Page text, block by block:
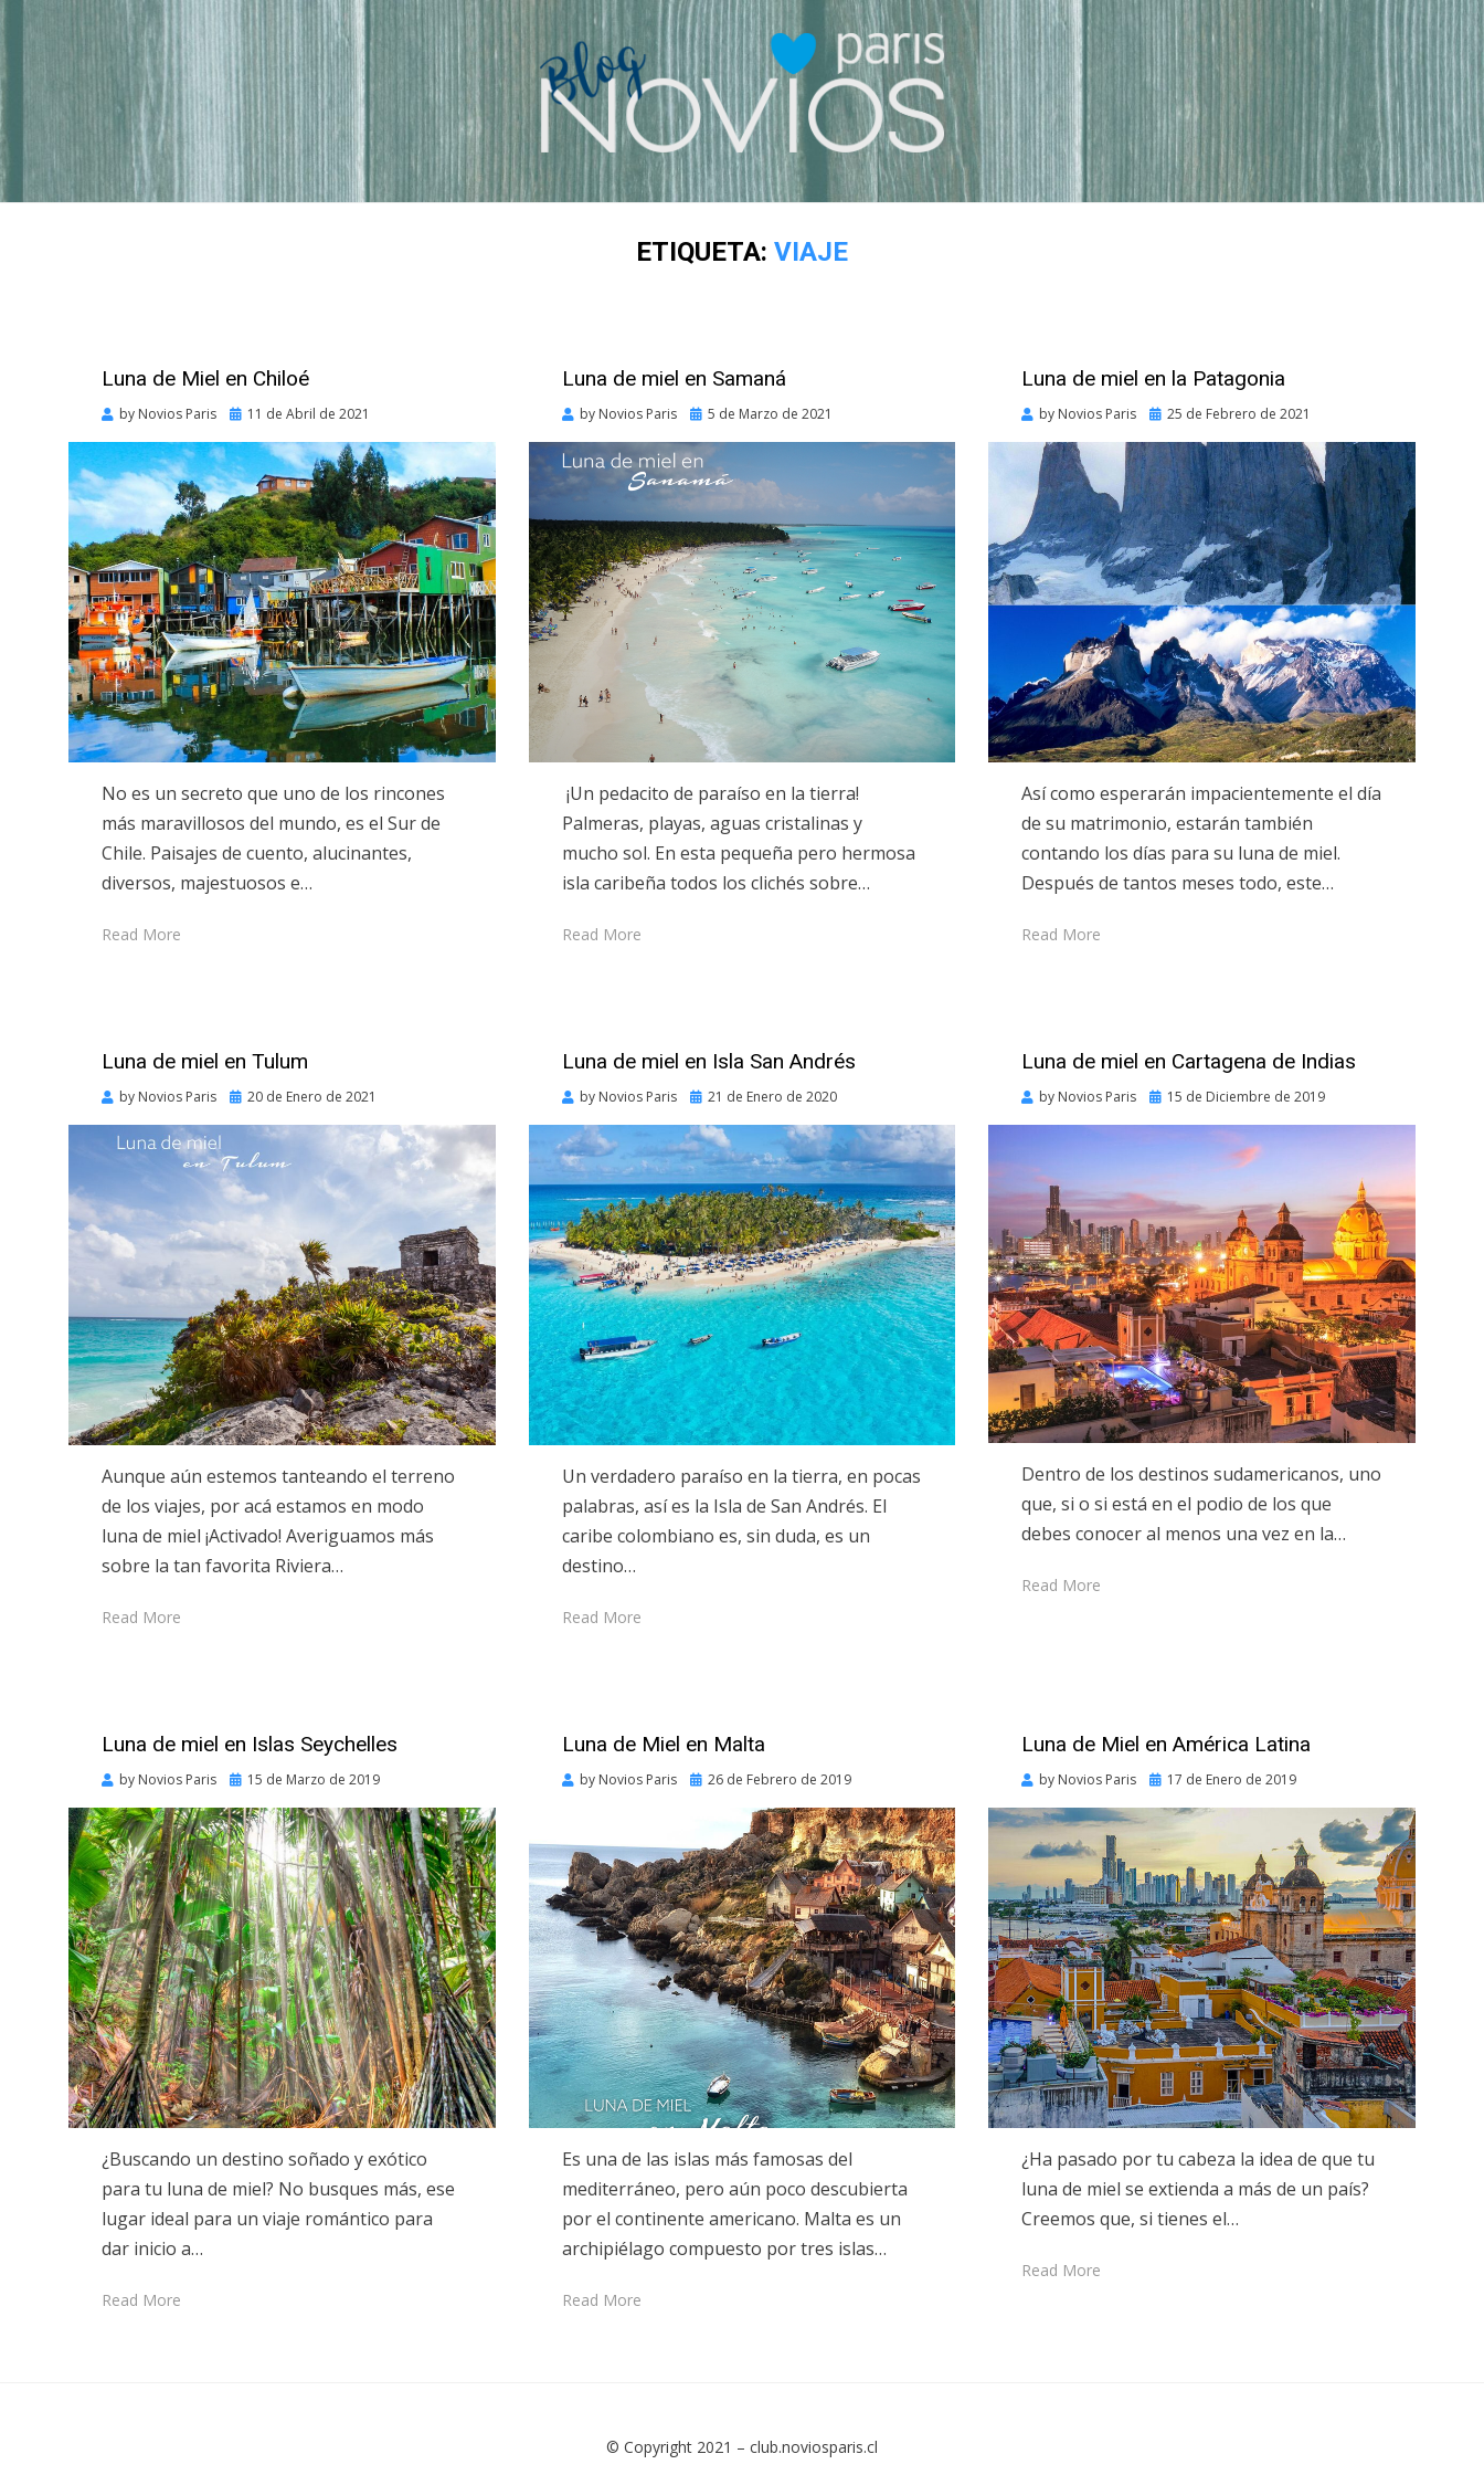
ETIQUETA: VIAJE
Luna de Miel en Chiloé
by Novios Paris
Posted
11 de Abril de 2021
No es un secreto que uno de los rincones
más maravillosos del mundo, es el Sur de
Chile. Paisajes de cuento, alucinantes,
diversos, majestuosos e…
Read More
Luna de miel en Samaná
by Novios Paris
Posted
5 de Marzo de 2021
¡Un pedacito de paraíso en la tierra!
Palmeras, playas, aguas cristalinas y
mucho sol. En esta pequeña pero hermosa
isla caribeña todos los clichés sobre…
Read More
Luna de miel en la Patagonia
by Novios Paris
Posted
25 de Febrero de 2021
Así como esperarán impacientemente el día
de su matrimonio, estarán también
contando los días para su luna de miel.
Después de tantos meses todo, este…
Read More
Luna de miel en Tulum
by Novios Paris
Posted
20 de Enero de 2021
Aunque aún estemos tanteando el terreno
de los viajes, por acá estamos en modo
luna de miel ¡Activado! Averiguamos más
sobre la tan favorita Riviera…
Read More
Luna de miel en Isla San Andrés
by Novios Paris
Posted
21 de Enero de 2020
Un verdadero paraíso en la tierra, en pocas
palabras, así es la Isla de San Andrés. El
caribe colombiano es, sin duda, es un
destino…
Read More
Luna de miel en Cartagena de Indias
by Novios Paris
Posted
15 de Diciembre de 2019
Dentro de los destinos sudamericanos, uno
que, si o si está en el podio de los que
debes conocer al menos una vez en la…
Read More
Luna de miel en Islas Seychelles
by Novios Paris
Posted
15 de Marzo de 2019
¿Buscando un destino soñado y exótico
para tu luna de miel? No busques más, ese
lugar ideal para un viaje romántico para
dar inicio a…
Read More
Luna de Miel en Malta
by Novios Paris
Posted
26 de Febrero de 2019
Es una de las islas más famosas del
mediterráneo, pero aún poco descubierta
por el continente americano. Malta es un
archipiélago compuesto por tres islas…
Read More
Luna de Miel en América Latina
by Novios Paris
Posted
17 de Enero de 2019
¿Ha pasado por tu cabeza la idea de que tu
luna de miel se extienda a más de un país?
Creemos que, si tienes el…
Read More
© Copyright 2021 – club.noviosparis.cl